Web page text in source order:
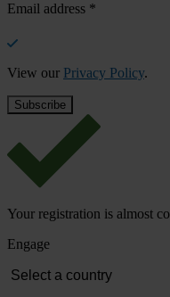
Email address *
View our Privacy Policy.
Your registration is almost
Engage